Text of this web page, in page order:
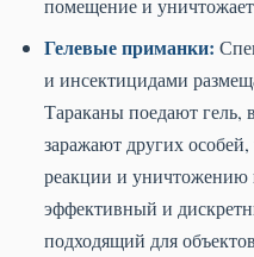
помещение и
Гелевые приманки:
и инсектицидами
Тараканы поедают гель,
заражают других
реакции и уничтожению
эффективный и
подходящий для